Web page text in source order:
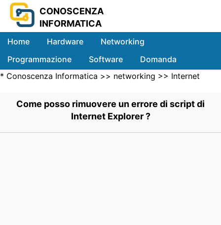
CONOSCENZA
INFORMATICA
Home Hardware
Networking
Programmazione
Software
Domanda
Sistemi
* Conoscenza Informatica >> networking >> Internet
Come posso rimuovere un errore di script di
Internet Explorer ?